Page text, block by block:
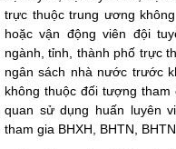
trực thuộc trung ương
hoặcvận động viên đội
ngành, tỉnh, thành phố trực
ngân sách nhà nước trước
không thuộc đối tượng tham
quan sử dụng huấn luyên
tham gia BHXH, BHTN,